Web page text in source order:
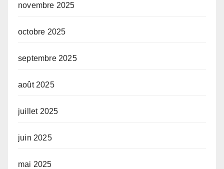
novembre 2025
octobre 2025
septembre 2025
août 2025
juillet 2025
juin 2025
mai 2025